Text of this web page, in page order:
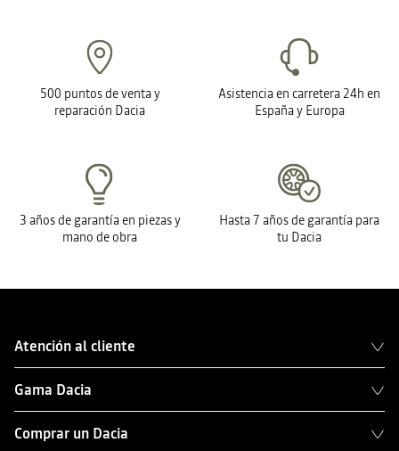
500 puntos de venta y
reparación Dacia
Asistencia en carretera 24h en
España y Europa
3 años de garantía en piezas y
mano de obra
Hasta 7 años de garantía para
tu Dacia
Atención al cliente
Gama Dacia
Comprar un Dacia